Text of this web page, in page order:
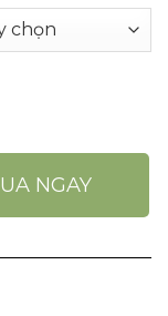
và chống ăn mòn
NGAY